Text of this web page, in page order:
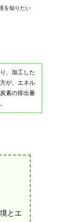
を知りたい
、加工した
が、エネル
素の排出量
とエ